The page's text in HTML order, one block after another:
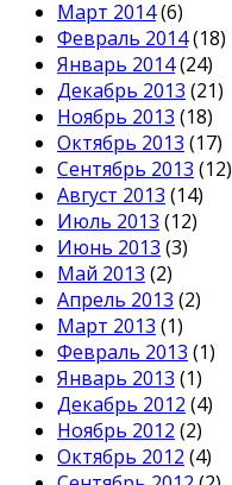
Март 2014(6)
Февраль 2014(18)
Январь 2014(24)
Декабрь 2013 (21)
Ноябрь 2013 (18)
Октябрь 2013 (17)
Сентябрь 2013 (12)
Август 2013 (14)
Июль 2013 (12)
Июнь 2013 (3)
Май 2013 (2)
Апрель 2013 (2)
Март 2013 (1)
Февраль 2013 (1)
Январь 2013 (1)
Декабрь 2012 (4)
Ноябрь 2012 (2)
Октябрь 2012 (4)